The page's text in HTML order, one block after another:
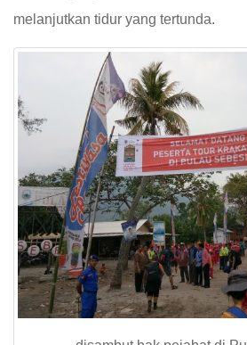
melanjutkan tidur yang tertunda.